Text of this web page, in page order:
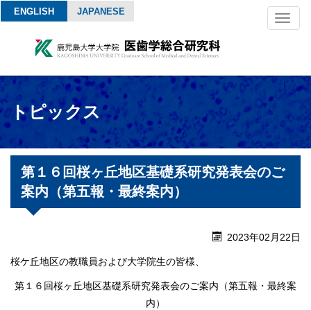
ENGLISH JAPANESE
トピックス
第１６回桜ヶ丘地区基礎系研究発表会のご
案内（第五報・最終案内）
2023年02月22日
桜ケ丘地区の教職員および大学院生の皆様、
第１６回桜ヶ丘地区基礎系研究発表会のご案内（第五報・最終案
内）